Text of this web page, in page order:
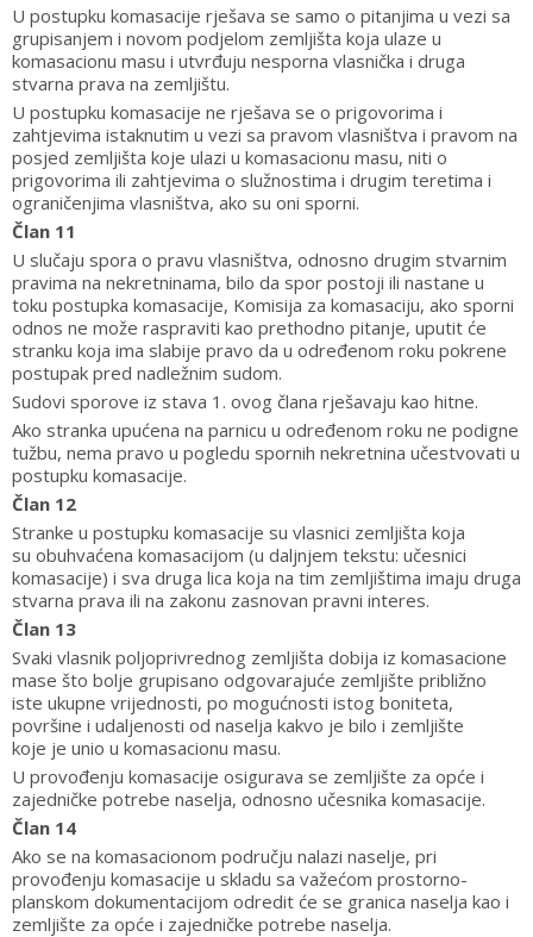
U postupku komasacije rješava se samo o pitanjima u vezi sa
grupisanjem i novom podjelom zemljišta koja ulaze u
komasacionu masu i utvrđuju nesporna vlasnička i druga
stvarna prava na zemljištu.
U postupku komasacije ne rješava se o prigovorima i
zahtjevima istaknutim u vezi sa pravom vlasništva i pravom na
posjed zemljišta koje ulazi u komasacionu masu, niti o
prigovorima ili zahtjevima o služnostima i drugim teretima i
ograničenjima vlasništva, ako su oni sporni.
Član 11
U slučaju spora o pravu vlasništva, odnosno drugim stvarnim
pravima na nekretninama, bilo da spor postoji ili nastane u
toku postupka komasacije, Komisija za komasaciju, ako sporni
odnos ne može raspraviti kao prethodno pitanje, uputit će
stranku koja ima slabije pravo da u određenom roku pokrene
postupak pred nadležnim sudom.
Sudovi sporove iz stava 1. ovog člana rješavaju kao hitne.
Ako stranka upućena na parnicu u određenom roku ne podigne
tužbu, nema pravo u pogledu spornih nekretnina učestvovati u
postupku komasacije.
Član 12
Stranke u postupku komasacije su vlasnici zemljišta koja
su obuhvaćena komasacijom (u daljnjem tekstu: učesnici
komasacije) i sva druga lica koja na tim zemljištima imaju druga
stvarna prava ili na zakonu zasnovan pravni interes.
Član 13
Svaki vlasnik poljoprivrednog zemljišta dobija iz komasacione
mase što bolje grupisano odgovarajuće zemljište približno
iste ukupne vrijednosti, po mogućnosti istog boniteta,
površine i udaljenosti od naselja kakvo je bilo i zemljište
koje je unio u komasacionu masu.
U provođenju komasacije osigurava se zemljište za opće i
zajedničke potrebe naselja, odnosno učesnika komasacije.
Član 14
Ako se na komasacionom području nalazi naselje, pri
provođenju komasacije u skladu sa važećom prostorno-
planskom dokumentacijom odredit će se granica naselja kao i
zemljište za opće i zajedničke potrebe naselja.